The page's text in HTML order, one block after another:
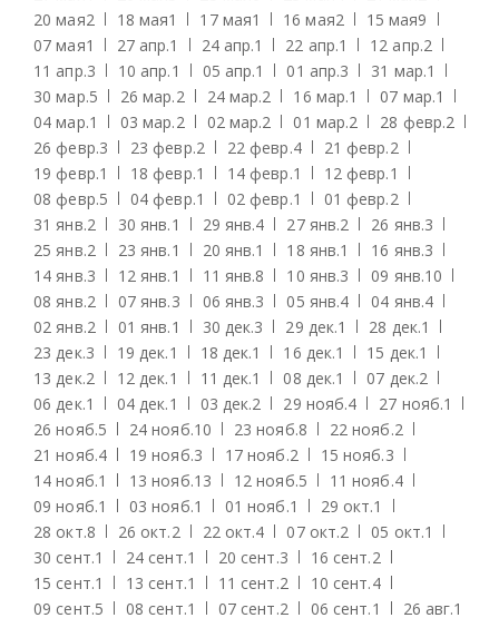
20 мая2 18 мая1 17 мая1 16 мая2 15 мая9
07 мая1 27 апр.1 24 апр.1 22 апр.1 12 апр.2
11 апр.3 10 апр.1 05 апр.1 01 апр.3 31 мар.1
30 мар.5 26 мар.2 24 мар.2 16 мар.1 07 мар.1
04 мар.1 03 мар.2 02 мар.2 01 мар.2 28 февр.2
26 февр.3 23 февр.2 22 февр.4 21 февр.2
19 февр.1 18 февр.1 14 февр.1 12 февр.1
08 февр.5 04 февр.1 02 февр.1 01 февр.2
31 янв.2 30 янв.1 29 янв.4 27 янв.2 26 янв.3
25 янв.2 23 янв.1 20 янв.1 18 янв.1 16 янв.3
14 янв.3 12 янв.1 11 янв.8 10 янв.3 09 янв.10
08 янв.2 07 янв.3 06 янв.3 05 янв.4 04 янв.4
02 янв.2 01 янв.1 30 дек.3 29 дек.1 28 дек.1
23 дек.3 19 дек.1 18 дек.1 16 дек.1 15 дек.1
13 дек.2 12 дек.1 11 дек.1 08 дек.1 07 дек.2
06 дек.1 04 дек.1 03 дек.2 29 нояб.4 27 нояб.1
26 нояб.5 24 нояб.10 23 нояб.8 22 нояб.2
21 нояб.4 19 нояб.3 17 нояб.2 15 нояб.3
14 нояб.1 13 нояб.13 12 нояб.5 11 нояб.4
09 нояб.1 03 нояб.1 01 нояб.1 29 окт.1
28 окт.8 26 окт.2 22 окт.4 07 окт.2 05 окт.1
30 сент.1 24 сент.1 20 сент.3 16 сент.2
15 сент.1 13 сент.1 11 сент.2 10 сент.4
09 сент.5 08 сент.1 07 сент.2 06 сент.1 26 авг.1